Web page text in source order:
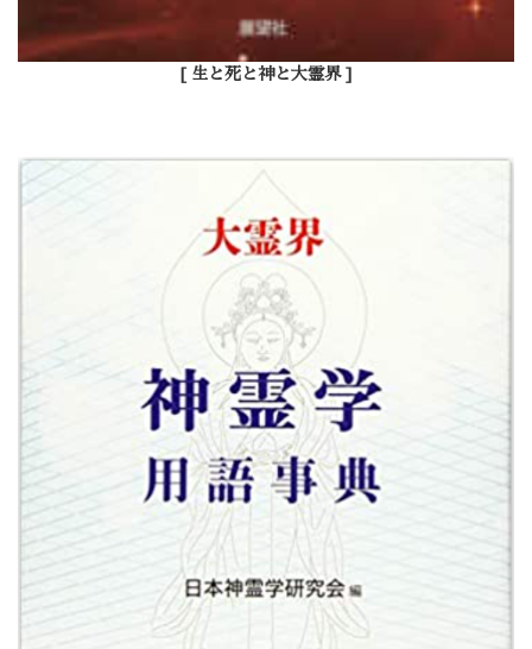
[ 生と死と神と大霊界 ]